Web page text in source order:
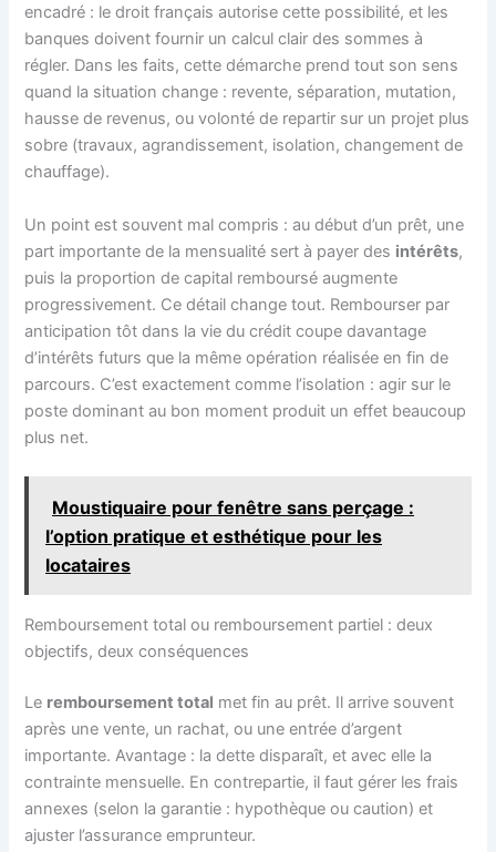
encadré : le droit français autorise cette possibilité, et les
banques doivent fournir un calcul clair des sommes à
régler. Dans les faits, cette démarche prend tout son sens
quand la situation change : revente, séparation, mutation,
hausse de revenus, ou volonté de repartir sur un projet plus
sobre (travaux, agrandissement, isolation, changement de
chauffage).
Un point est souvent mal compris : au début d’un prêt, une
part importante de la mensualité sert à payer des intérêts,
puis la proportion de capital remboursé augmente
progressivement. Ce détail change tout. Rembourser par
anticipation tôt dans la vie du crédit coupe davantage
d’intérêts futurs que la même opération réalisée en fin de
parcours. C’est exactement comme l’isolation : agir sur le
poste dominant au bon moment produit un effet beaucoup
plus net.
Moustiquaire pour fenêtre sans perçage :
l’option pratique et esthétique pour les
locataires
Remboursement total ou remboursement partiel : deux
objectifs, deux conséquences
Le remboursement total met fin au prêt. Il arrive souvent
après une vente, un rachat, ou une entrée d’argent
importante. Avantage : la dette disparaît, et avec elle la
contrainte mensuelle. En contrepartie, il faut gérer les frais
annexes (selon la garantie : hypothèque ou caution) et
ajuster l’assurance emprunteur.